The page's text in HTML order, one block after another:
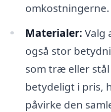
omkostningerne.
Materialer: Valg
også stor
som træ eller
betydeligt i pris,
påvirke den